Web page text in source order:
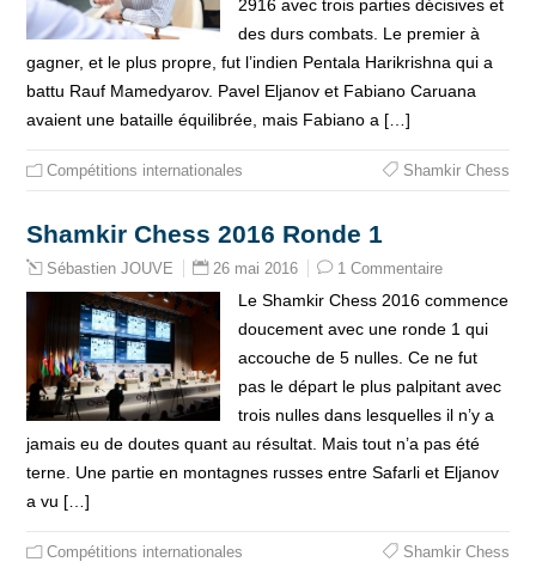
2916 avec trois parties décisives et
des durs combats. Le premier à
gagner, et le plus propre, fut l’indien Pentala Harikrishna qui a
battu Rauf Mamedyarov. Pavel Eljanov et Fabiano Caruana
avaient une bataille équilibrée, mais Fabiano a […]
Compétitions internationales Shamkir Chess
Shamkir Chess 2016 Ronde 1
Sébastien JOUVE 26 mai 2016 1 Commentaire
Le Shamkir Chess 2016 commence
doucement avec une ronde 1 qui
accouche de 5 nulles. Ce ne fut
pas le départ le plus palpitant avec
trois nulles dans lesquelles il n’y a
jamais eu de doutes quant au résultat. Mais tout n’a pas été
terne. Une partie en montagnes russes entre Safarli et Eljanov
a vu […]
Compétitions internationales Shamkir Chess